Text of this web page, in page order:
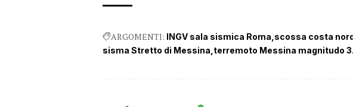
ARGOMENTI: INGV sala sismica Roma scossa costa
sisma Stretto di Messina terremoto Messina magnitudo